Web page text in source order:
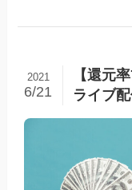
【還元
ライブ
2021
6/21